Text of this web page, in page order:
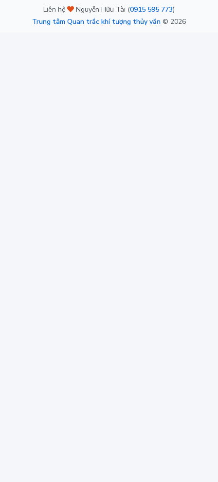
Liên hệ Nguyễn Hữu Tài (0915 595 773)
Trung tâm Quan trắc khí tượng thủy văn © 2026